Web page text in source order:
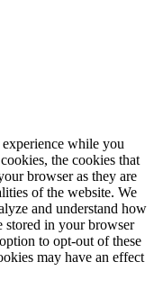
while you
the cookies that
browser as they are
of the website. We
and understand how
stored in your browser
to opt-out of these
may have an effect